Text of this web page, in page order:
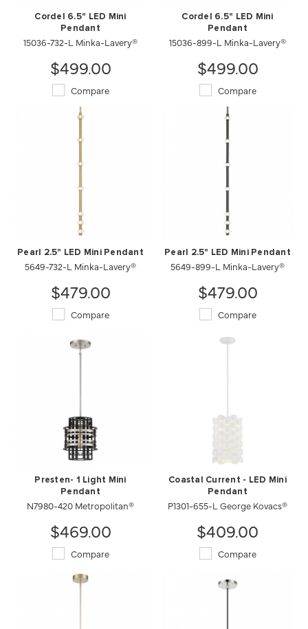
Cordel 6.5" LED Mini
Pendant
15036-732-L Minka-Lavery®
$499.00
Compare
Cordel 6.5" LED Mini
Pendant
15036-899-L Minka-Lavery®
$499.00
Compare
Pearl 2.5" LED Mini Pendant
5649-732-L Minka-Lavery®
$479.00
Compare
Pearl 2.5" LED Mini Pendant
5649-899-L Minka-Lavery®
$479.00
Compare
Presten- 1 Light Mini
Pendant
N7980-420 Metropolitan®
$469.00
Compare
Coastal Current - LED Mini
Pendant
P1301-655-L George Kovacs®
$409.00
Compare